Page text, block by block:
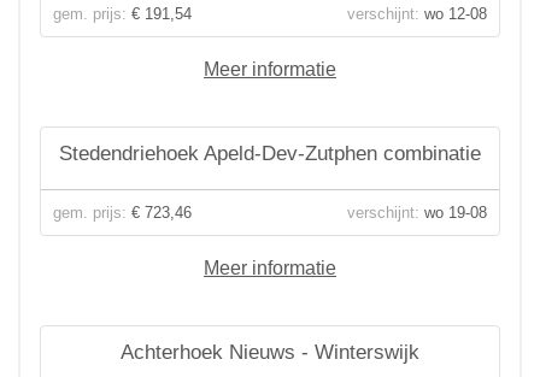
gem. prijs: € 191,54 verschijnt: wo 12-08
Meer informatie
Stedendriehoek Apeld-Dev-Zutphen combinatie
gem. prijs: € 723,46 verschijnt: wo 19-08
Meer informatie
Achterhoek Nieuws - Winterswijk